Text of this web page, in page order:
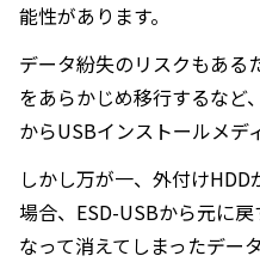
能性があります。
データ紛失のリスクもある
をあらかじめ移行するなど
からUSBインストールメデ
しかし万が一、外付け
場合、ESD-USBから元に
なって消えてしまったデー